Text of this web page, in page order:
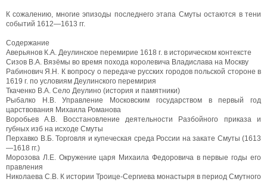
К сожалению, многие эпизоды последнего этапа Смуты остаются в тени
событий 1612—1613 гг.
Содержание
Аверьянов К.А. Деулинское перемирие 1618 г. в историческом контексте
Сизов В.А. Вязёмы во время похода королевича Владислава на Москву
Рабинович Я.Н. К вопросу о передаче русских городов польской стороне в
1619 г. по условиям Деулинского перемирия
Ткаченко В.А. Село Деулино (история и памятники)
Рыбалко Н.В. Управление Московским государством в первый год
царствования Михаила Романова
Воробьев А.В. Восстановление деятельности Разбойного приказа и
губных изб на исходе Смуты
Перхавко В.Б. Торговля и купеческая среда России на закате Смуты (1613
—1618 гг.)
Морозова Л.Е. Окружение царя Михаила Федоровича в первые годы его
правления
Николаева С.В. К истории Троице-Сергиева монастыря в период Смутного